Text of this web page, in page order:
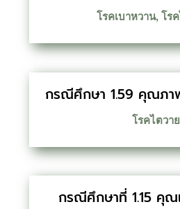
โรคเบาหวาน, โร
กรณีศึกษา 1.59 คุณภา
โรคไตวาย
กรณีศึกษาที่ 1.15 คุณ